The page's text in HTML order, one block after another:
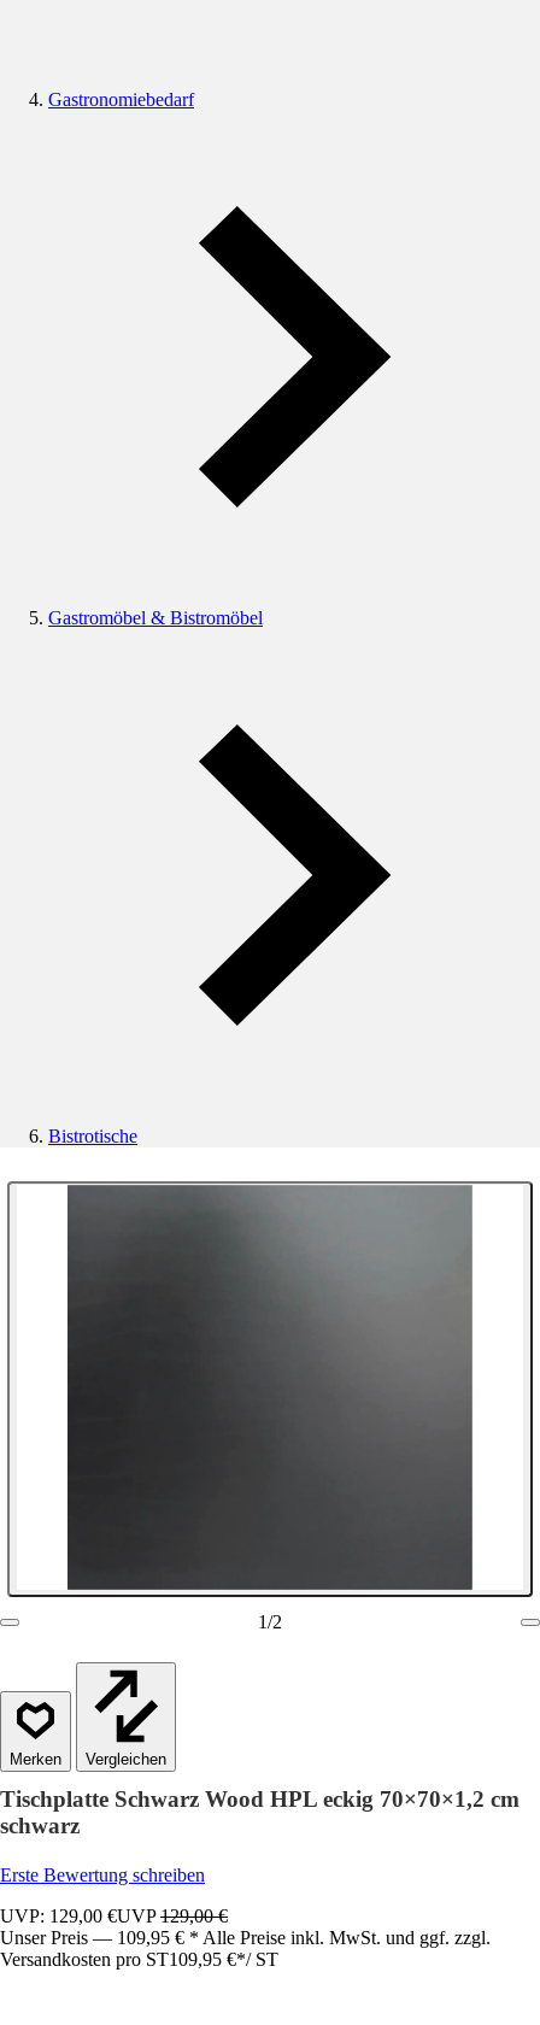
Gastronomiebedarf
Gastromöbel & Bistromöbel
Bistrotische
1/2
Vergleichen
Tischplatte Schwarz Wood HPL eckig 70×70×1,2 cm
schwarz
Erste Bewertung schreiben
UVP: 129,00 €UVP129,00 €
Unser Preis — 109,95 € * Alle Preise inkl. MwSt. und ggf. zzgl.
Versandkosten pro ST109,95 €*/ ST